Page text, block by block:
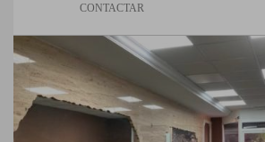
CONTACTAR
Previous